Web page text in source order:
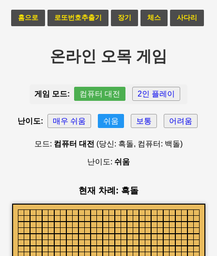
홈으로 로또번호추출기 장기 체스 사다리
온라인 오목 게임
게임 모드: 컴퓨터 대전 2인 플레이
난이도: 매우 쉬움 쉬움 보통 어려움
모드: 컴퓨터 대전 (당신: 흑돌, 컴퓨터: 백돌)
난이도: 쉬움
현재 차례: 흑돌